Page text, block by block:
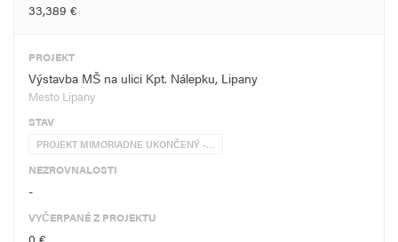
33,389 €
PROJEKT
Výstavba MŠ na ulici Kpt. Nálepku, Lipany
Mesto Lipany
STAV
PROJEKT MIMORIADNE UKONČENÝ -…
NEZROVNALOSTI
-
VYČERPANÉ Z PROJEKTU
0 €